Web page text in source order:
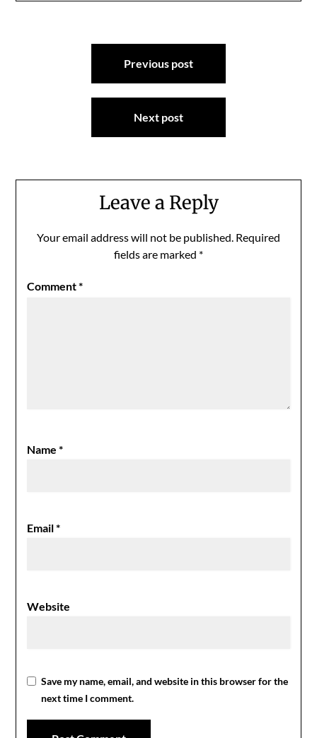
Previous post
Next post
Leave a Reply
Your email address will not be published. Required
fields are marked *
Comment*
Name*
Email*
Website
Save my name, email, and website in this browser for the
next time I comment.